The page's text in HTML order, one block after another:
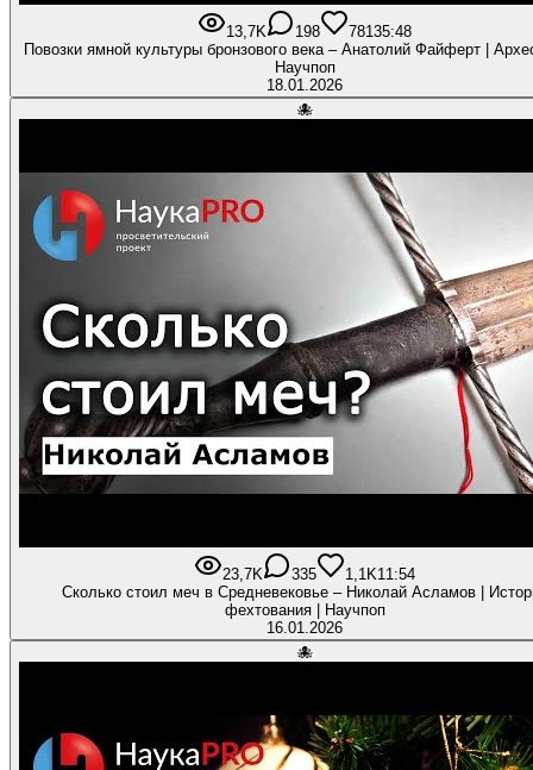
13,7K 198 78135:48
Повозки ямной культуры бронзового века – Анатолий Файферт |
Научпоп
18.01.2026
🐙
23,7K 335 1,1K11:54
Сколько стоил меч в Средневековье – Николай Асламов |
фехтования | Научпоп
16.01.2026
🐙